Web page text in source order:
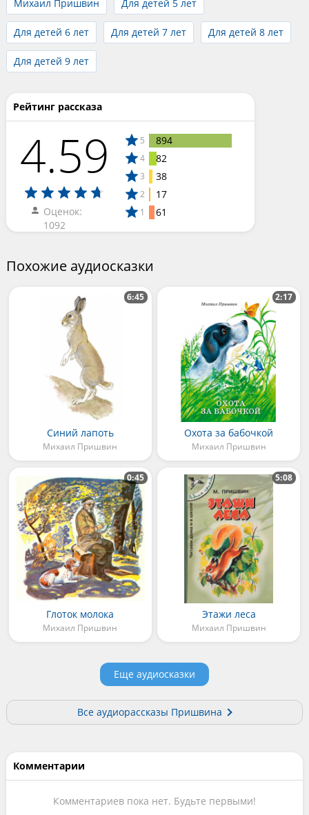
Михаил Пришвин
Для детей 5 лет
Для детей 6 лет Для детей 7 лет Для детей 8 лет
Для детей 9 лет
Рейтинг рассказа
4.59
Оценок:
1092
5 894
4 82
3 38
2 17
1 61
Похожие аудиосказки
Синий лапоть
Михаил Пришвин
6:45
Охота за бабочкой
Михаил Пришвин
2:17
Глоток молока
Михаил Пришвин
0:45
Этажи леса
Михаил Пришвин
5:08
Еще аудиосказки
Все аудиорассказы Пришвина
Комментарии
Комментариев пока нет. Будьте первыми!